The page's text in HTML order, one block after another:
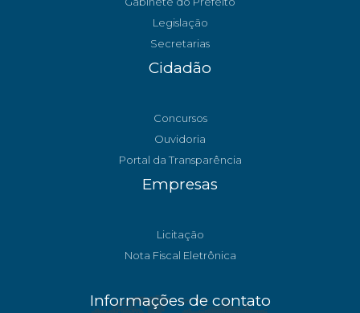
Legislação
Secretarias
Cidadão
Concursos
Ouvidoria
Portal da Transparência
Empresas
Licitação
Nota Fiscal Eletrônica
Informações de contato